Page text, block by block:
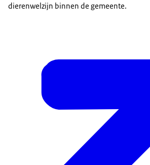
dierenwelzijn binnen de gemeente.